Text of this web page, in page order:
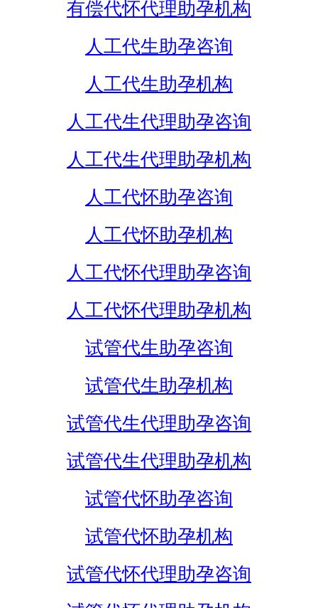
有偿代怀代理助孕机构
人工代生助孕咨询
人工代生助孕机构
人工代生代理助孕咨询
人工代生代理助孕机构
人工代怀助孕咨询
人工代怀助孕机构
人工代怀代理助孕咨询
人工代怀代理助孕机构
试管代生助孕咨询
试管代生助孕机构
试管代生代理助孕咨询
试管代生代理助孕机构
试管代怀助孕咨询
试管代怀助孕机构
试管代怀代理助孕咨询